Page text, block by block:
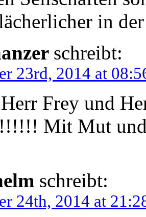
in
schreibt:
23rd, 2014 at
Frey und
Mit Mut
schreibt:
24th, 2014 at